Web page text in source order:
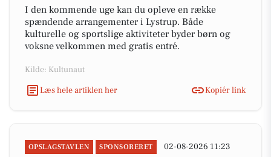
I den kommende uge kan du opleve en række
spændende arrangementer i Lystrup. Både
kulturelle og sportslige aktiviteter byder børn og
voksne velkommen med gratis entré.
Kilde: Kultunaut
Læs hele artiklen her
Kopiér link
OPSLAGSTAVLEN SPONSORERET 02-08-2026 11:23